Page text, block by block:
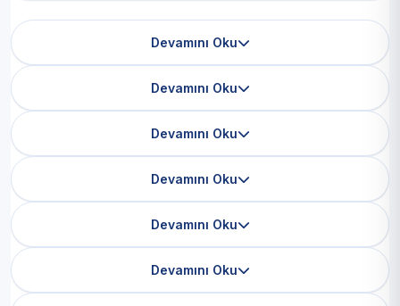
Devamını Oku
Devamını Oku
Devamını Oku
Devamını Oku
Devamını Oku
Devamını Oku